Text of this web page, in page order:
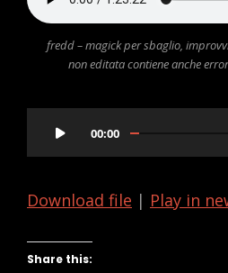
fredd – magick per sbaglio,
non editata contiene anche
00:00
Download file | Play in
Share this: